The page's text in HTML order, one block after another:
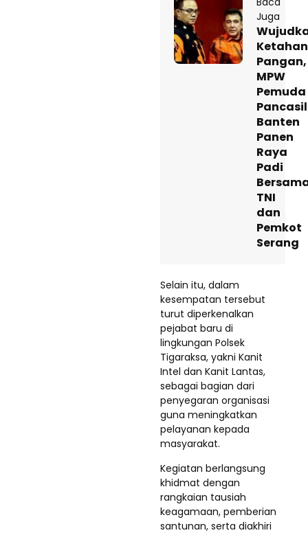
Juga
Pangan,
MPW
Pemuda
Banten
Panen
Raya
Padi
TNI
dan
Pemkot
Serang
Selain itu, dalam
kesempatan tersebut
turut diperkenalkan
pejabat baru di
lingkungan Polsek
Tigaraksa, yakni Kanit
Intel dan Kanit Lantas,
sebagai bagian dari
penyegaran organisasi
guna meningkatkan
pelayanan kepada
masyarakat.
Kegiatan berlangsung
khidmat dengan
rangkaian tausiah
keagamaan, pemberian
santunan, serta diakhiri